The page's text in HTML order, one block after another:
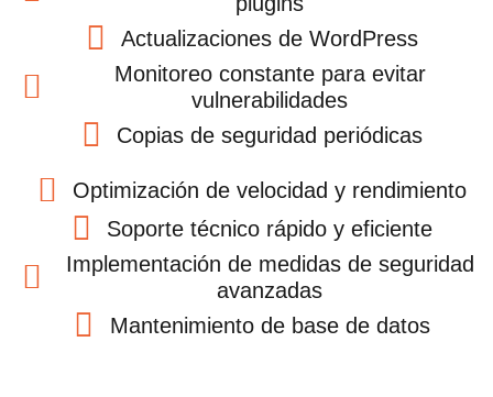
Actualizaciones de WordPress
Monitoreo constante para evitar
vulnerabilidades
Copias de seguridad periódicas
Optimización de velocidad y rendimiento
Soporte técnico rápido y eficiente
Implementación de medidas de seguridad
avanzadas
Mantenimiento de base de datos